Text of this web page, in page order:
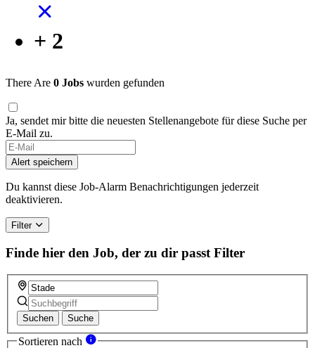
+ 2
There Are 0 Jobs wurden gefunden
Ja, sendet mir bitte die neuesten Stellenangebote für diese Suche per
E-Mail zu.
If
you
are
a
human,
this
field
Alert speichern
Du kannst diese Job-Alarm Benachrichtigungen jederzeit
deaktivieren.
Filter
Finde hier den Job, der zu dir passt Filter
Suchen Suche
Sortieren nach